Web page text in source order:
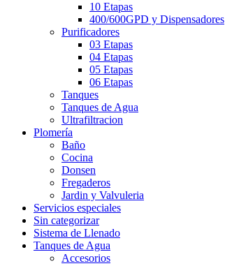
10 Etapas
400/600GPD y Dispensadores
Purificadores
03 Etapas
04 Etapas
05 Etapas
06 Etapas
Tanques
Tanques de Agua
Ultrafiltracion
Plomería
Baño
Cocina
Donsen
Fregaderos
Jardin y Valvuleria
Servicios especiales
Sin categorizar
Sistema de Llenado
Tanques de Agua
Accesorios